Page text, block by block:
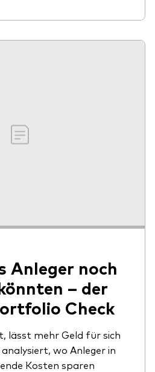
Anleger noch
– der
Check
lässt mehr Geld für sich
wo Anleger in
Kosten sparen